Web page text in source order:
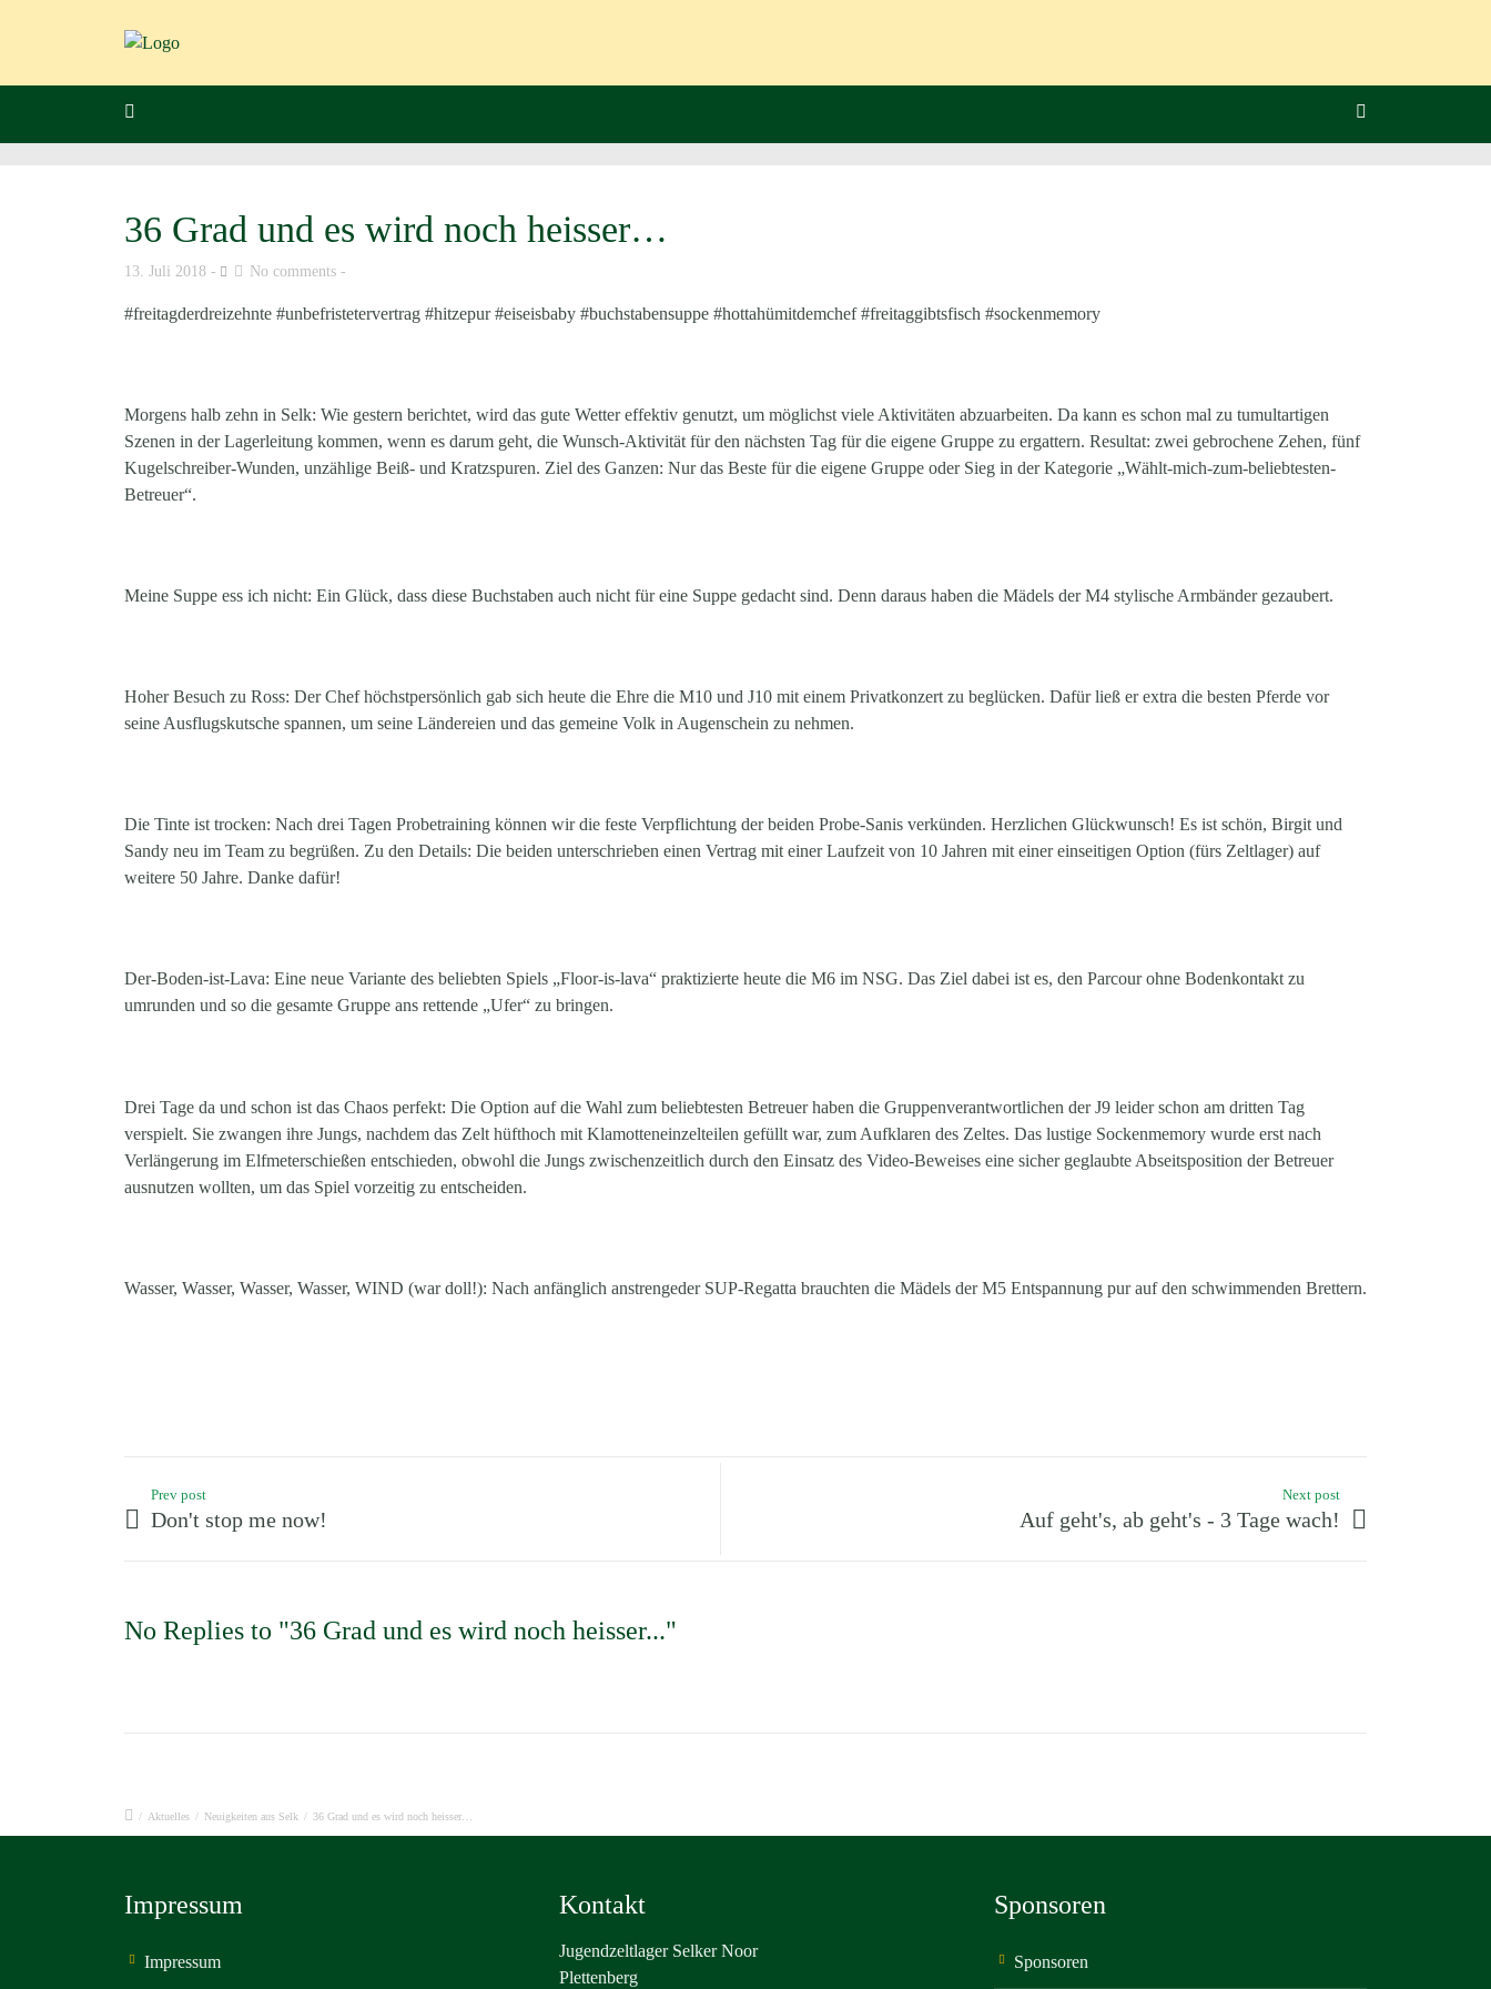
36 Grad und es wird noch heisser…
13. Juli 2018 No comments
#freitagderdreizehnte #unbefristetervertrag #hitzepur #eiseisbaby #buchstabensuppe #hottahümitdemchef #freitaggibtsfisch #sockenmemory
Morgens halb zehn in Selk: Wie gestern berichtet, wird das gute Wetter effektiv genutzt, um möglichst viele Aktivitäten abzuarbeiten. Da kann es schon mal zu tumultartigen
Szenen in der Lagerleitung kommen, wenn es darum geht, die Wunsch-Aktivität für den nächsten Tag für die eigene Gruppe zu ergattern. Resultat: zwei gebrochene Zehen, fünf
Kugelschreiber-Wunden, unzählige Beiß- und Kratzspuren. Ziel des Ganzen: Nur das Beste für die eigene Gruppe oder Sieg in der Kategorie „Wählt-mich-zum-beliebtesten-
Betreuer“.
Meine Suppe ess ich nicht: Ein Glück, dass diese Buchstaben auch nicht für eine Suppe gedacht sind. Denn daraus haben die Mädels der M4 stylische Armbänder gezaubert.
Hoher Besuch zu Ross: Der Chef höchstpersönlich gab sich heute die Ehre die M10 und J10 mit einem Privatkonzert zu beglücken. Dafür ließ er extra die besten Pferde vor
seine Ausflugskutsche spannen, um seine Ländereien und das gemeine Volk in Augenschein zu nehmen.
Die Tinte ist trocken: Nach drei Tagen Probetraining können wir die feste Verpflichtung der beiden Probe-Sanis verkünden. Herzlichen Glückwunsch! Es ist schön, Birgit und
Sandy neu im Team zu begrüßen. Zu den Details: Die beiden unterschrieben einen Vertrag mit einer Laufzeit von 10 Jahren mit einer einseitigen Option (fürs Zeltlager) auf
weitere 50 Jahre. Danke dafür!
Der-Boden-ist-Lava: Eine neue Variante des beliebten Spiels „Floor-is-lava“ praktizierte heute die M6 im NSG. Das Ziel dabei ist es, den Parcour ohne Bodenkontakt zu
umrunden und so die gesamte Gruppe ans rettende „Ufer“ zu bringen.
Drei Tage da und schon ist das Chaos perfekt: Die Option auf die Wahl zum beliebtesten Betreuer haben die Gruppenverantwortlichen der J9 leider schon am dritten Tag
verspielt. Sie zwangen ihre Jungs, nachdem das Zelt hüfthoch mit Klamotteneinzelteilen gefüllt war, zum Aufklaren des Zeltes. Das lustige Sockenmemory wurde erst nach
Verlängerung im Elfmeterschießen entschieden, obwohl die Jungs zwischenzeitlich durch den Einsatz des Video-Beweises eine sicher geglaubte Abseitsposition der Betreuer
ausnutzen wollten, um das Spiel vorzeitig zu entscheiden.
Wasser, Wasser, Wasser, Wasser, WIND (war doll!): Nach anfänglich anstrengeder SUP-Regatta brauchten die Mädels der M5 Entspannung pur auf den schwimmenden Brettern.
Prev post
Don't stop me now!
Next post
Auf geht's, ab geht's - 3 Tage wach!
No Replies to "36 Grad und es wird noch heisser..."
/ Aktuelles / Neuigkeiten aus Selk / 36 Grad und es wird noch heisser…
Impressum
Impressum
Kontakt
Jugendzeltlager Selker Noor
Plettenberg
Sponsoren
Sponsoren